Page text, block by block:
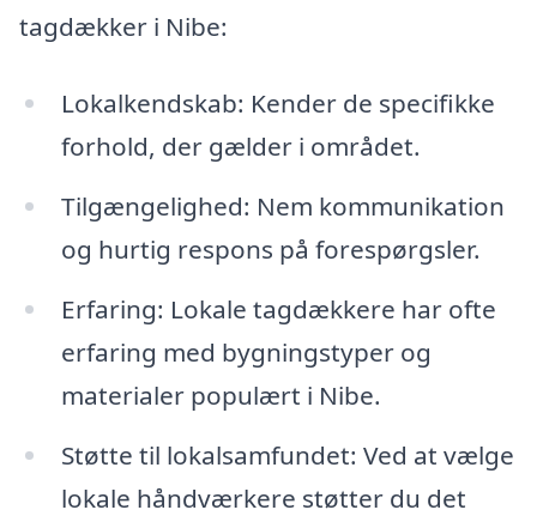
tagdækker i Nibe:
Lokalkendskab: Kender de specifikke
forhold, der gælder i området.
Tilgængelighed: Nem kommunikation
og hurtig respons på forespørgsler.
Erfaring: Lokale tagdækkere har ofte
erfaring med bygningstyper og
materialer populært i Nibe.
Støtte til lokalsamfundet: Ved at vælge
lokale håndværkere støtter du det